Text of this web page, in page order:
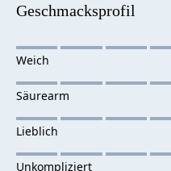
Geschmacksprofil